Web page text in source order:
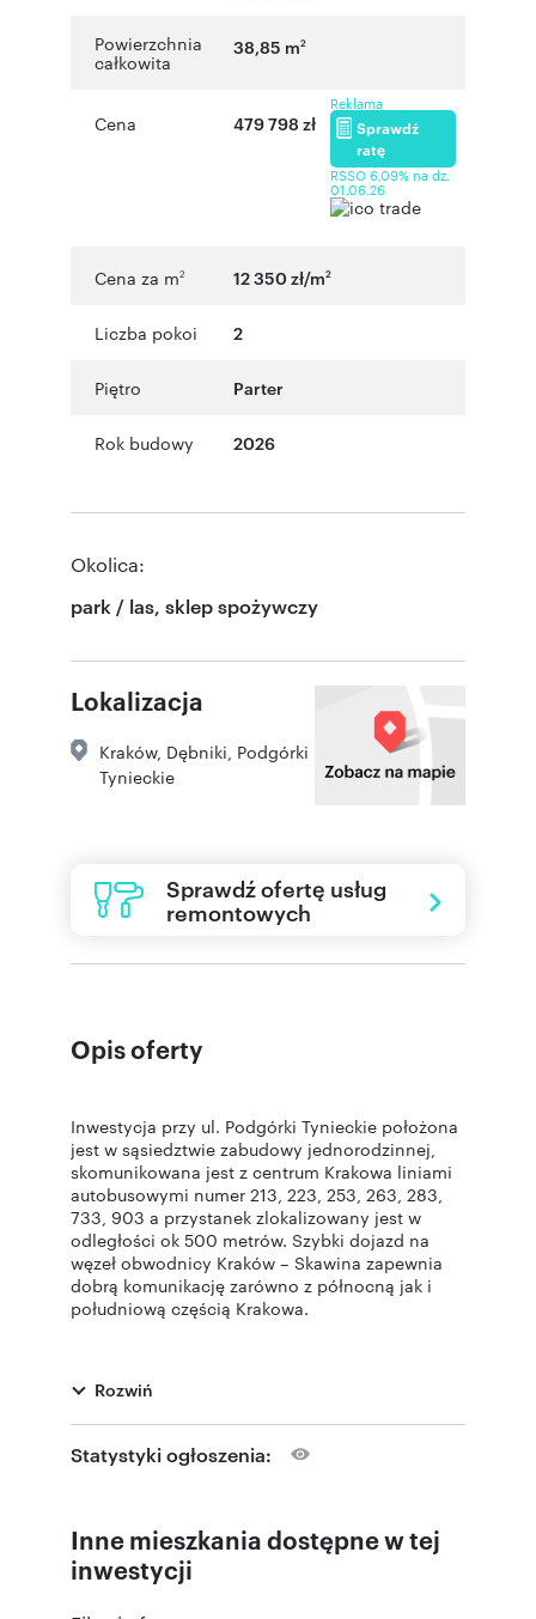
Powierzchnia
całkowita
38,85 m2
Cena 479 798 zł
Reklama
Sprawdź
ratę
RSSO 6,09% na dz.
01.06.26
Cena za m2 12 350 zł/m2
Liczba pokoi 2
Piętro Parter
Rok budowy 2026
Okolica:
park / las, sklep spożywczy
Lokalizacja
Kraków, Dębniki Podgórki
Tynieckie
Sprawdź ofertę usług
remontowych
Opis oferty
Inwestycja przy ul. Podgórki Tynieckie położona
jest w sąsiedztwie zabudowy jednorodzinnej,
skomunikowana jest z centrum Krakowa liniami
autobusowymi numer 213, 223, 253, 263, 283,
733, 903 a przystanek zlokalizowany jest w
odległości ok 500 metrów. Szybki dojazd na
węzeł obwodnicy Kraków – Skawina zapewnia
dobrą komunikację zarówno z północną jak i
południową częścią Krakowa.
spożywcze, KFC, paczkomat. Dodatkowo liczne
ścieżki rowerowe, spacerowe zlokalizowane w
Lesie Tynieckim pozwalają na aktywny
wypoczynek.
Pierwszy etap inwestycji składa się z 50
mieszkań o powierzchni od 37 m2 do 74 m2.
Wszystkie mieszkania posiadają balkony.
Rozwiń
Statystyki ogłoszenia:
Inne mieszkania dostępne w tej
inwestycji